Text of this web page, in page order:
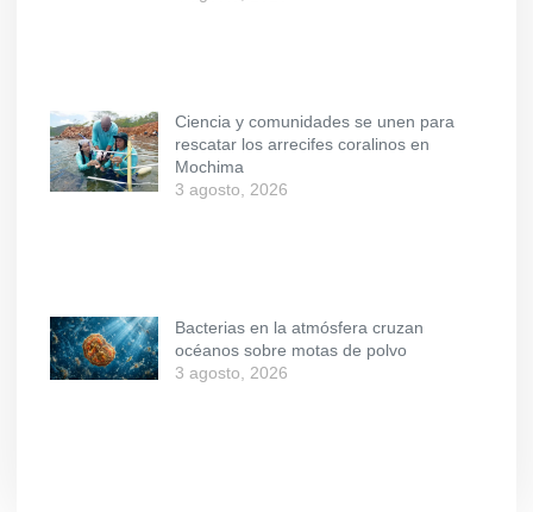
Ciencia y comunidades se unen para
rescatar los arrecifes coralinos en
Mochima
3 agosto, 2026
Bacterias en la atmósfera cruzan
océanos sobre motas de polvo
3 agosto, 2026